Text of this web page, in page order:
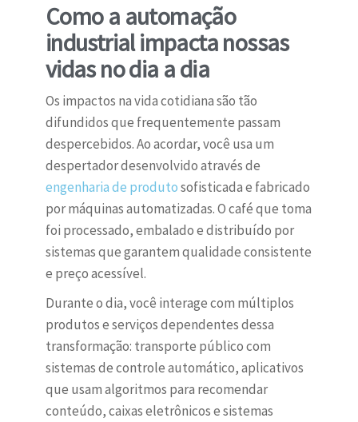
Como a automação
industrial impacta nossas
vidas no dia a dia
Os impactos na vida cotidiana são tão
difundidos que frequentemente passam
despercebidos. Ao acordar, você usa um
despertador desenvolvido através de
engenharia de produtosofisticada e fabricado
por máquinas automatizadas. O café que toma
foi processado, embalado e distribuído por
sistemas que garantem qualidade consistente
e preço acessível.
Durante o dia, você interage com múltiplos
produtos e serviços dependentes dessa
transformação: transporte público com
sistemas de controle automático, aplicativos
que usam algoritmos para recomendar
conteúdo, caixas eletrônicos e sistemas